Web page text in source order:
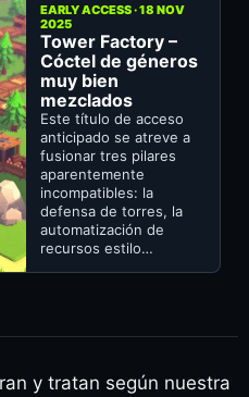
EARLY ACCESS · 18 NOV
2025
Tower Factory –
Cóctel de géneros
muy bien
mezclados
Este título de acceso
anticipado se atreve a
fusionar tres pilares
aparentemente
incompatibles: la
defensa de torres, la
automatización de
recursos estilo…
y tratan según nuestra